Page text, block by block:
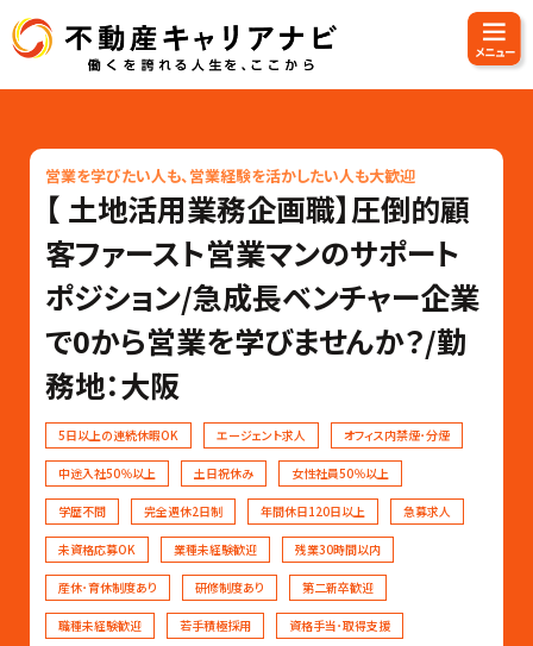
営業を学びたい人も、営業経験を活かしたい人も大歓迎
【 土地活用業務企画職】圧倒的顧
客ファースト営業マンのサポート
ポジション/急成長ベンチャー企業
で0から営業を学びませんか？/勤
務地：大阪
5日以上の連続休暇OK エージェント求人 オフィス内禁煙･分煙
中途入社50％以上 土日祝休み 女性社員50％以上
学歴不問 完全週休2日制 年間休日120日以上 急募求人
未資格応募OK 業種未経験歓迎 残業30時間以内
産休･育休制度あり 研修制度あり 第二新卒歓迎
職種未経験歓迎 若手積極採用 資格手当･取得支援